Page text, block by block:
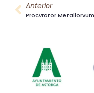
Anterior
Procvrator Metallorvum